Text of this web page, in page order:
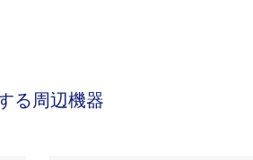
る周辺機器